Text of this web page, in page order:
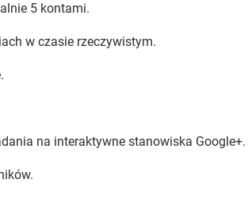
5 kontami.
w czasie rzeczywistym.
na interaktywne stanowiska Google+.